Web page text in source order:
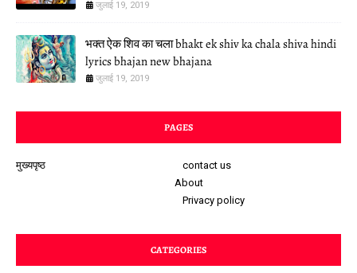
जुलाई 19, 2019
भक्त ऐक शिव का चला bhakt ek shiv ka chala shiva hindi
lyrics bhajan new bhajana
जुलाई 19, 2019
PAGES
मुख्यपृष्ठ
contact us
About
Privacy policy
CATEGORIES